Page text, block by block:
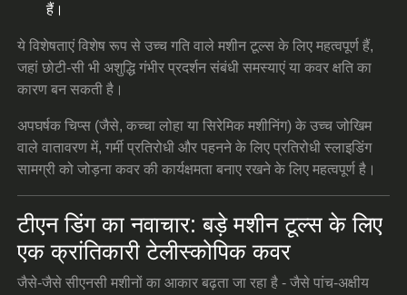
हैं।
ये विशेषताएं विशेष रूप से उच्च गति वाले मशीन टूल्स के लिए महत्वपूर्ण हैं,
जहां छोटी-सी भी अशुद्धि गंभीर प्रदर्शन संबंधी समस्याएं या कवर क्षति का
कारण बन सकती है।
अपघर्षक चिप्स (जैसे, कच्चा लोहा या सिरेमिक मशीनिंग) के उच्च जोखिम
वाले वातावरण में, गर्मी प्रतिरोधी और पहनने के लिए प्रतिरोधी स्लाइडिंग
सामग्री को जोड़ना कवर की कार्यक्षमता बनाए रखने के लिए महत्वपूर्ण है।
टीएन डिंग का नवाचार: बड़े मशीन टूल्स के लिए
एक क्रांतिकारी टेलीस्कोपिक कवर
जैसे-जैसे सीएनसी मशीनों का आकार बढ़ता जा रहा है - जैसे पांच-अक्षीय